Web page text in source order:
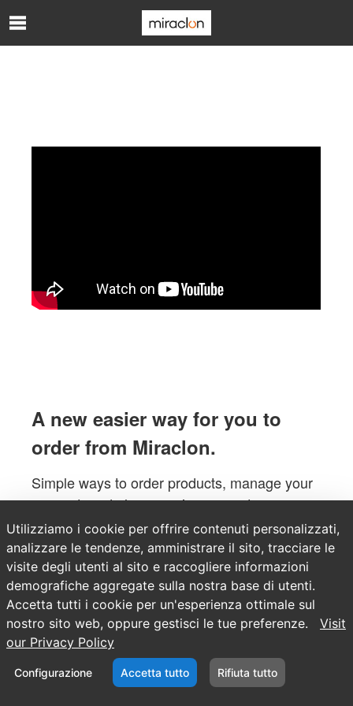
Skip to Main Content
A new easier way for you to
order from Miraclon.
Simple ways to order products, manage your
account, and place service requests.
Use the Log In option at the top of the
page to request an account today.
Utilizziamo i cookie per offrire contenuti personalizzati,
analizzare le tendenze, amministrare il sito, tracciare le
visite degli utenti al sito e raccogliere informazioni
demografiche aggregate sulla nostra base di utenti.
Accetta tutti i cookie per un'esperienza ottimale sul
nostro sito web, oppure gestisci le tue preferenze.
Visit
our Privacy Policy
Configurazione Accetta tutto Rifiuta tutto